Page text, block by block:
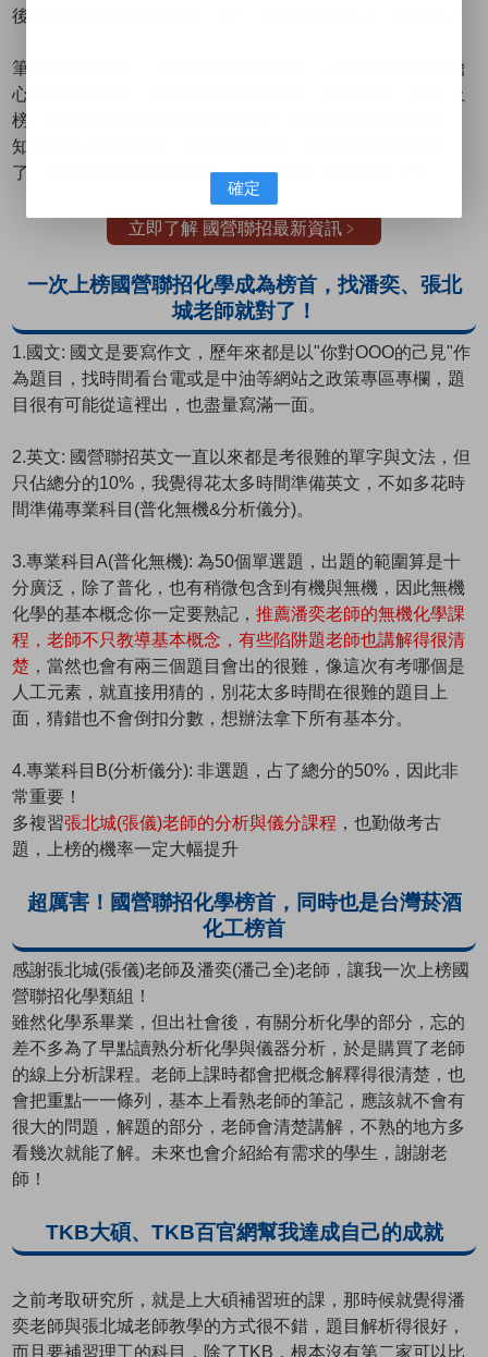
後有好生活而必要的犧牲，咬一下牙關就會過去，要加油！
筆試成績公布後，立刻約朋友練習口試，多練習後就不會擔
心講不好被淘汰，也能增強自己的自信，相信自己一定會上
榜。體試的準備我透過跑步來練習，讓自己維持最佳狀態，
知道自己上榜的那天，我真的很高興，終於有穩定的工作
了。感謝老師們的認真教導，沒有你們，我不會有今天！
立即了解 國營聯招最新資訊﹥
一次上榜國營聯招化學成為榜首，找潘奕、張北
城老師就對了！
1.國文: 國文是要寫作文，歷年來都是以"你對OOO的己見"作
為題目，找時間看台電或是中油等網站之政策專區專欄，題
目很有可能從這裡出，也盡量寫滿一面。
2.英文: 國營聯招英文一直以來都是考很難的單字與文法，但
只佔總分的10%，我覺得花太多時間準備英文，不如多花時
間準備專業科目(普化無機&分析儀分)。
3.專業科目A(普化無機): 為50個單選題，出題的範圍算是十
分廣泛，除了普化，也有稍微包含到有機與無機，因此無機
化學的基本概念你一定要熟記，推薦潘奕老師的無機化學課
程，老師不只教導基本概念，有些陷阱題老師也講解得很清
楚 ，當然也會有兩三個題目會出的很難，像這次有考哪個是
人工元素，就直接用猜的，別花太多時間在很難的題目上
面，猜錯也不會倒扣分數，想辦法拿下所有基本分。
4.專業科目B(分析儀分): 非選題，占了總分的50%，因此非
常重要！
多複習張北城(張儀)老師的分析與儀分課程 ，也勤做考古
題，上榜的機率一定大幅提升
超厲害！國營聯招化學榜首，同時也是台灣菸酒
化工榜首
感謝張北城(張儀)老師及潘奕(潘己全)老師，讓我一次上榜國
營聯招化學類組！
雖然化學系畢業，但出社會後，有關分析化學的部分，忘的
差不多為了早點讀熟分析化學與儀器分析，於是購買了老師
的線上分析課程。老師上課時都會把概念解釋得很清楚，也
會把重點一一條列，基本上看熟老師的筆記，應該就不會有
很大的問題，解題的部分，老師會清楚講解，不熟的地方多
看幾次就能了解。未來也會介紹給有需求的學生，謝謝老
師！
TKB大碩、TKB百官網幫我達成自己的成就
之前考取研究所，就是上大碩補習班的課，那時候就覺得潘
奕老師與張北城老師教學的方式很不錯，題目解析得很好，
而且要補習理工的科目，除了TKB，根本沒有第二家可以比
確定